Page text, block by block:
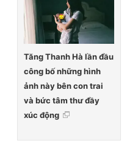
Tăng Thanh Hà lần đầu
công bố những hình
ảnh này bên con trai
và bức tâm thư đầy
xúc động